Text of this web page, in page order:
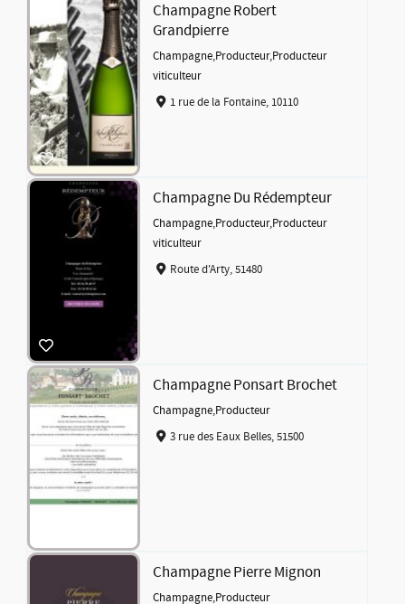
Champagne Robert
Grandpierre
Champagne,Producteur,Producteur
viticulteur
1 rue de la Fontaine, 10110
Champagne Du Rédempteur
Champagne,Producteur,Producteur
viticulteur
Route d'Arty, 51480
Champagne Ponsart Brochet
Champagne,Producteur
3 rue des Eaux Belles, 51500
Champagne Pierre Mignon
Champagne,Producteur